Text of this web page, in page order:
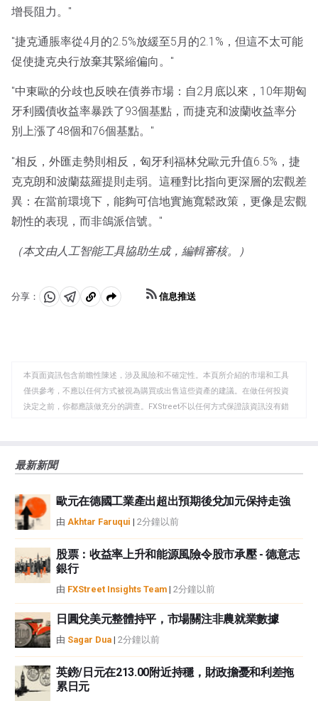
增長阻力。"
"捷克通脹率從4月的2.5%放緩至5月的2.1%，但這不太可能
促使捷克央行放棄其緊縮偏向。"
"中東歐的分歧也反映在債券市場：自2月底以來，10年期匈
牙利國債收益率暴跌了93個基點，而捷克和波蘭收益率分
別上漲了48個和76個基點。"
"相反，外匯走勢則相反，匈牙利福林兌歐元升值6.5%，捷
克克朗和波蘭茲羅提則走弱。這種對比指向更深層的宏觀差
異：在當前環境下，能夠可信地實施寬鬆政策，更像是宏觀
韌性的表現，而非鴿派信號。"
（本文由人工智能工具協助生成，編輯審核。）
分享：
分 分 複
板
信息推送
本頁面資訊包含前瞻性陳述，涉及風險和不確定性。本頁所介紹的市場和工具
僅供參考，不應以任何方式被視為購買或出售這些資產的建議。在做任何投資
決定之前，你都應該做充分的調查。FXStreet不以任何方式保證該資訊沒有錯
觀點，並不代表FXStreet或其廣告商的官方政策或立場。作者不對本頁連結的
如果文章正文中沒有明確提到，在撰寫本文時，作者在本文中提到的任何股票
中都沒有頭寸，也沒有與文中提到的任何公司有業務關係。除了FXStreet，作
者沒有收到撰寫這篇文章的報酬。
FXStreet和作者不提供個性化的建議。作者對該資訊的準確性、完整性或適用
性不作任何陳述。FXStreet和作者將不承擔任何錯誤，遺漏或任何損失，傷害
或損害由此資訊及其顯示或使用引起的。錯誤和遺漏除外。本文作者和
FXStreet並非註冊投資顧問，本文內容無意提供任何投資建議。
最新新聞
歐元在德國工業產出超出預期後兌加元保持走強
由 Akhtar Faruqui | 2分鐘以前
股票：收益率上升和能源風險令股市承壓 - 德意志
銀行
由 FXStreet Insights Team | 2分鐘以前
日圓兌美元整體持平，市場關注非農就業數據
由 Sagar Dua | 2分鐘以前
英鎊/日元在213.00附近持穩，財政擔憂和利差拖
累日元